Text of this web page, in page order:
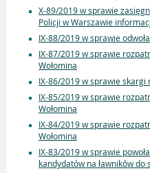
X-89/2019 w sprawie
Policji w Warszawie
IX-88/2019 w sprawie
IX-87/2019 w sprawie
Wołomina
IX-86/2019 w sprawie skargi
IX-85/2019 w sprawie
Wołomina
IX-84/2019 w sprawie
Wołomina
IX-83/2019 w sprawie
kandydatów na ławników do